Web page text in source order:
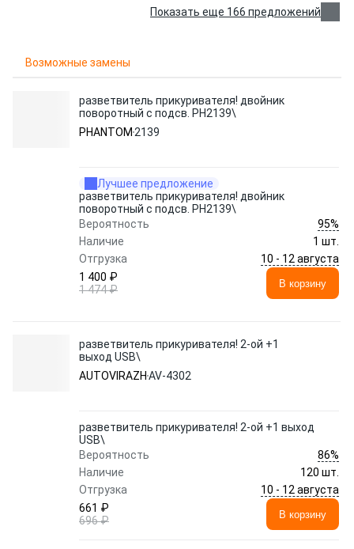
Показать еще 166 предложений
Возможные замены
разветвитель прикуривателя! двойник
поворотный с подсв. PH2139\
PHANTOM 2139
Лучшее предложение
разветвитель прикуривателя! двойник
поворотный с подсв. PH2139\
Вероятность
95%
Наличие
1 шт.
Отгрузка
10 - 12 августа
1 400 ₽
1 474 ₽
В корзину
разветвитель прикуривателя! 2-ой +1
выход USB\
AUTOVIRAZH AV-4302
разветвитель прикуривателя! 2-ой +1 выход
USB\
Вероятность
86%
Наличие
120 шт.
Отгрузка
10 - 12 августа
661 ₽
696 ₽
В корзину